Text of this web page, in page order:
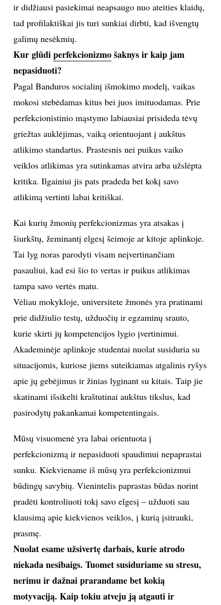
NAUJIENLAIŠKĮ
taisyklėmis
ir didžiausi pasiekimai neapsaugo nuo ateities klaidų,
tad profilaktiškai jis turi sunkiai dirbti, kad išvengtų
galimų nesėkmių.
Kur glūdiperfekcionizmošaknys ir kaip jam
nepasiduoti?
Pagal Banduros socialinį išmokimo modelį, vaikas
mokosi stebėdamas kitus bei juos imituodamas. Prie
perfekcionistinio mąstymo labiausiai prisideda tėvų
griežtas auklėjimas, vaiką orientuojant į aukštus
atlikimo standartus. Prastesnis nei puikus vaiko
veiklos atlikimas yra sutinkamas atvira arba užslėpta
kritika. Ilgainiui jis pats pradeda bet kokį savo
atlikimą vertinti labai kritiškai.
Kai kurių žmonių perfekcionizmas yra atsakas į
šiurkštų, žeminantį elgesį šeimoje ar kitoje aplinkoje.
Tai lyg noras parodyti visam neįvertinančiam
pasauliui, kad esi šio to vertas ir puikus atlikimas
tampa savo vertės matu.
Vėliau mokykloje, universitete žmonės yra pratinami
prie didžiulio testų, užduočių ir egzaminų srauto,
kurie skirti jų kompetencijos lygio įvertinimui.
Akademinėje aplinkoje studentai nuolat susiduria su
situacijomis, kuriose jiems suteikiamas atgalinis ryšys
apie jų gebėjimus ir žinias lyginant su kitais. Taip jie
skatinami išsikelti kraštutinai aukštus tikslus, kad
pasirodytų pakankamai kompetentingais.
Mūsų visuomenė yra labai orientuota į
perfekcionizmą ir nepasiduoti spaudimui nepaprastai
sunku. Kiekviename iš mūsų yra perfekcionizmui
būdingų savybių. Vienintelis paprastas būdas norint
pradėti kontroliuoti tokį savo elgesį – užduoti sau
klausimą apie kiekvienos veiklos, į kurią įsitrauki,
prasmę.
Nuolat esame užsivertę darbais, kurie atrodo
niekada nesibaigs. Tuomet susiduriame su stresu,
nerimu ir dažnai prarandame bet kokią
motyvaciją. Kaip tokiu atveju ją atgauti ir